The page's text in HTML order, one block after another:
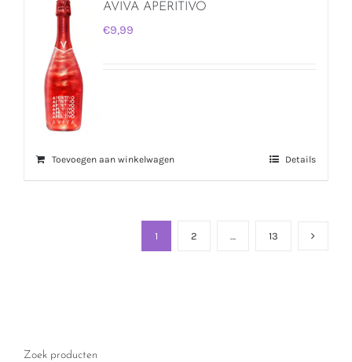
AVIVA APERITIVO
€9,99
Toevoegen aan winkelwagen Details
1 2 … 13
Zoek producten